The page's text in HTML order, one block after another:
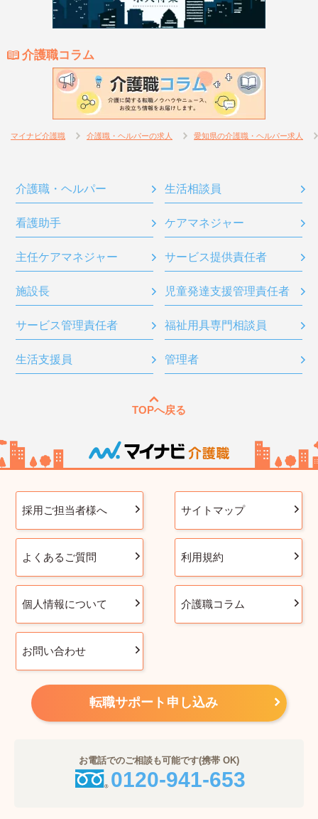
介護職コラム
マイナビ介護職 介護職・ヘルパーの求人 愛知県の介護職・ヘルパー求人
介護職・ヘルパー 生活相談員
看護助手 ケアマネジャー
主任ケアマネジャー サービス提供責任者
施設長 児童発達支援管理責任者
サービス管理責任者 福祉用具専門相談員
生活支援員 管理者
TOPへ戻る
採用ご担当者様へ サイトマップ
よくあるご質問 利用規約
個人情報について 介護職コラム
お問い合わせ
転職サポート申し込み
お電話でのご相談も可能です(携帯 OK)
0120-941-653